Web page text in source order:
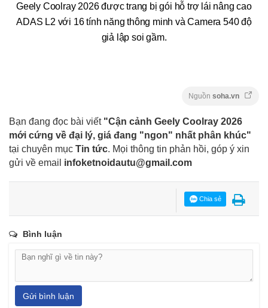
Geely Coolray 2026 được trang bị gói hỗ trợ lái nâng cao
ADAS L2 với 16 tính năng thông minh và Camera 540 độ
giả lập soi gầm.
Nguồn soha.vn
Bạn đang đọc bài viết "Cận cảnh Geely Coolray 2026
mới cứng về đại lý, giá đang "ngon" nhất phân khúc"
tại chuyên mục Tin tức. Mọi thông tin phản hồi, góp ý xin
gửi về email infoketnoidautu@gmail.com
Chia sẻ
Bình luận
Gửi bình luận